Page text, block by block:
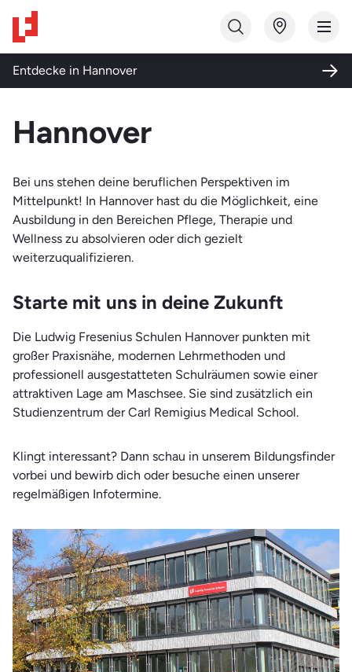
Entdecke in Hannover
Hannover
Bei uns stehen deine beruflichen Perspektiven im
Mittelpunkt! In Hannover hast du die Möglichkeit, eine
Ausbildung in den Bereichen Pflege, Therapie und
Wellness zu absolvieren oder dich gezielt
weiterzuqualifizieren.
Starte mit uns in deine Zukunft
Die Ludwig Fresenius Schulen Hannover punkten mit
großer Praxisnähe, modernen Lehrmethoden und
professionell ausgestatteten Schulräumen sowie einer
attraktiven Lage am Maschsee. Sie sind zusätzlich ein
Studienzentrum der Carl Remigius Medical School.
Klingt interessant? Dann schau in unserem Bildungsfinder
vorbei und bewirb dich oder besuche einen unserer
regelmäßigen Infotermine.
Studiengang finden
Ausbildung
Qualifizierung
Studium
Weiterbildung
Gesundheit und Soziales
Medizin und Labor
Pflege und Pädagogik
Therapie und Wellness
Wirtschaft